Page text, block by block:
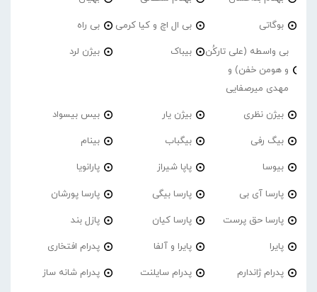
بوگاتی بی ال اچ و کیا کرمی بی راه
بی واسطه (علی تارکُن
و هومن خفن) و
مهدی میرصفایی
بیباک بیژن لرد
بیژن نظری بیژن یار بیس بیسواد
بیگ رفی بیگباب بینام
بیوسا پاپا شیراز پارانویا
پارسا آی بی پارسا بیگی پارسا پورشان
پارسا حق پرست پارسا کیان پازل بند
پایرا پایرا و آلفا پدرام افتخاری
پدرام ژاندارم پدرام‌ سایلنت پدرام شانه ساز